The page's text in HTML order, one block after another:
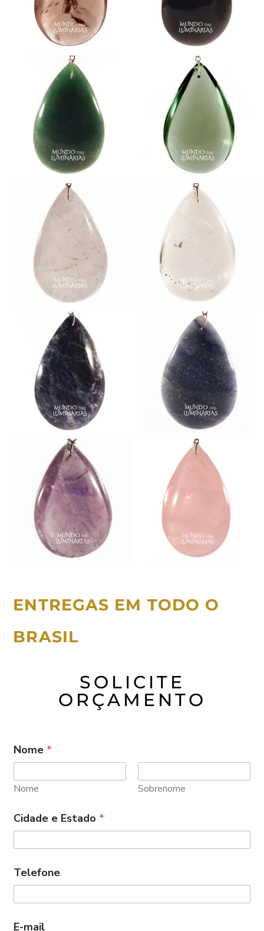
ENTREGAS EM TODO O
BRASIL
SOLICITE
ORÇAMENTO
Nome *
Nome Sobrenome
Cidade e Estado *
Telefone
E-mail